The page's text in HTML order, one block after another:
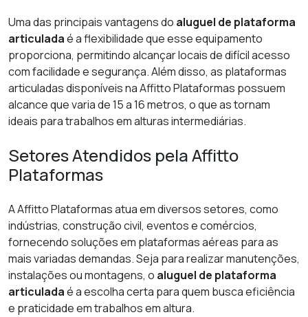
Uma das principais vantagens do aluguel de plataforma
articuladaé a flexibilidade que esse equipamento
proporciona, permitindo alcançar locais de difícil acesso
com facilidade e segurança. Além disso, as plataformas
articuladas disponíveis na Affitto Plataformas possuem
alcance que varia de 15 a 16 metros, o que as tornam
ideais para trabalhos em alturas intermediárias.
Setores Atendidos pela Affitto
Plataformas
A Affitto Plataformas atua em diversos setores, como
indústrias, construção civil, eventos e comércios,
fornecendo soluções em plataformas aéreas para as
mais variadas demandas. Seja para realizar manutenções,
instalações ou montagens, o aluguel de plataforma
articuladaé a escolha certa para quem busca eficiência
e praticidade em trabalhos em altura.